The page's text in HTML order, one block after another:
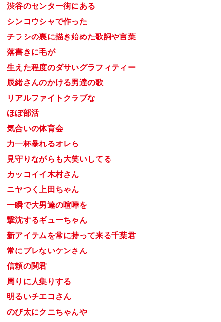
渋谷のセンター街にある
シンコウシャで作った
チラシの裏に描き始めた歌詞や言葉
落書きに毛が
生えた程度のダサいグラフィティー
辰緒さんのかける男達の歌
リアルファイトクラブな
ほぼ部活
気合いの体育会
力一杯暴れるオレら
見守りながらも大笑いしてる
カッコイイ木村さん
ニヤつく上田ちゃん
一瞬で大男達の喧嘩を
撃沈するギューちゃん
新アイテムを常に持って来る千葉君
常にブレないケンさん
信頼の関君
周りに人集りする
明るいチエコさん
のび太にクニちゃんや